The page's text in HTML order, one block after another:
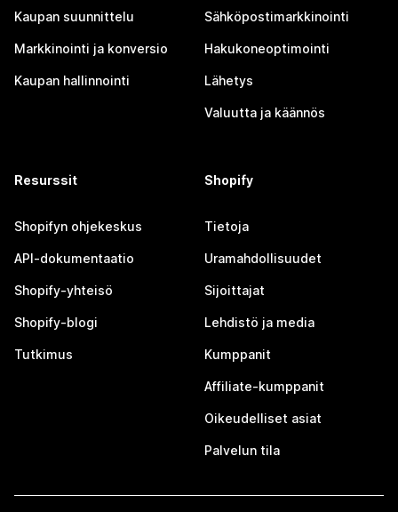
Kaupan suunnittelu
Markkinointi ja konversio
Kaupan hallinnointi
Sähköpostimarkkinointi
Hakukoneoptimointi
Lähetys
Valuutta ja käännös
Resurssit
Shopifyn ohjekeskus
API-dokumentaatio
Shopify-yhteisö
Shopify-blogi
Tutkimus
Shopify
Tietoja
Uramahdollisuudet
Sijoittajat
Lehdistö ja media
Kumppanit
Affiliate-kumppanit
Oikeudelliset asiat
Palvelun tila